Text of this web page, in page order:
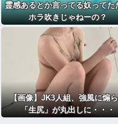
霊感あるとか言ってる奴ってた
ホラ吹きじゃねーの？
【画像】JK3人組、強風に煽
「生尻」が丸出しに・・・